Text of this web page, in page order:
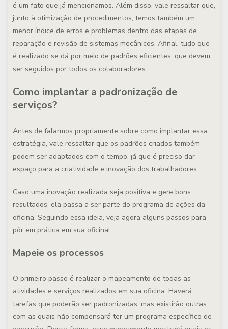
é um fato que já mencionamos. Além disso, vale ressaltar que,
junto à otimização de procedimentos, temos também um
menor índice de erros e problemas dentro das etapas de
reparação e revisão de sistemas mecânicos. Afinal, tudo que
é realizado se dá por meio de padrões eficientes, que devem
ser seguidos por todos os colaboradores.
Como implantar a padronização de
serviços?
Antes de falarmos propriamente sobre como implantar essa
estratégia, vale ressaltar que os padrões criados também
podem ser adaptados com o tempo, já que é preciso dar
espaço para a criatividade e inovação dos trabalhadores.
Caso uma inovação realizada seja positiva e gere bons
resultados, ela passa a ser parte do programa de ações da
oficina. Seguindo essa ideia, veja agora alguns passos para
pôr em prática em sua oficina!
Mapeie os processos
O primeiro passo é realizar o mapeamento de todas as
atividades e serviços realizados em sua oficina. Haverá
tarefas que poderão ser padronizadas, mas existirão outras
com as quais não compensará ter um programa específico de